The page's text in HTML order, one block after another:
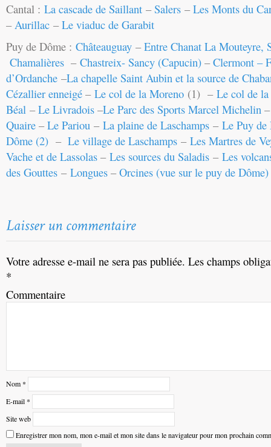
Cantal : La cascade de Saillant –Salers –Les Monts du
– Aurillac –Le viaduc de Garabit
Puy de Dôme : Châteauguay –Entre Chanat La Mouteyre,
Chamalières –Chastreix- Sancy (Capucin) –Clermont –
d’Ordanche –La chapelle Saint Aubin et la source de
Cézallier enneigé – Le col de la Moreno (1) – Le col de
Béal –Le Livradois –Le Parc des Sports Marcel Michelin
Quaire –Le Pariou – La plaine de Laschamps – Le Puy de
Dôme (2) – Le village de Laschamps – Les Martres de
Vache et de Lassolas – Les sources du Saladis – Les
des Gouttes – Longues –Orcines (vue sur le puy de Dôme)
Votre adresse e-mail ne sera pas publiée. Les champs
*
Commentaire
Nom *
E-mail *
Site web
Enregistrer mon nom, mon e-mail et mon site dans le navigateur pour mon prochain